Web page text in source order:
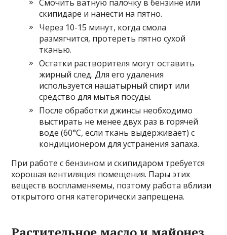
Смочить ватную палочку в бензине или
скипидаре и нанести на пятно.
Через 10-15 минут, когда смола
размягчится, протереть пятно сухой
тканью.
Остатки растворителя могут оставить
жирный след. Для его удаления
используется нашатырный спирт или
средство для мытья посуды.
После обработки джинсы необходимо
выстирать не менее двух раз в горячей
воде (60°C, если ткань выдерживает) с
кондиционером для устранения запаха.
При работе с бензином и скипидаром требуется
хорошая вентиляция помещения. Пары этих
веществ воспламеняемы, поэтому работа вблизи
открытого огня категорически запрещена.